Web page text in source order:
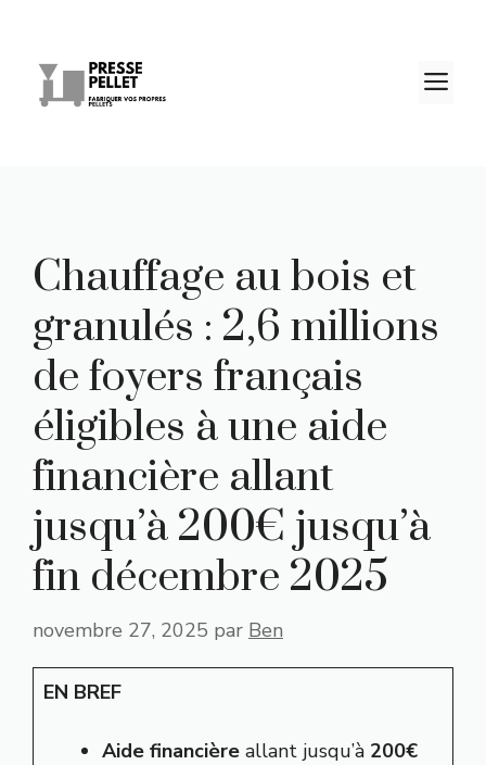
contenu
Chauffage au bois et
granulés : 2,6 millions
de foyers français
éligibles à une aide
financière allant
jusqu’à 200€ jusqu’à
fin décembre 2025
novembre 27, 2025 par Ben
EN BREF
Aide financière allant jusqu’à 200€